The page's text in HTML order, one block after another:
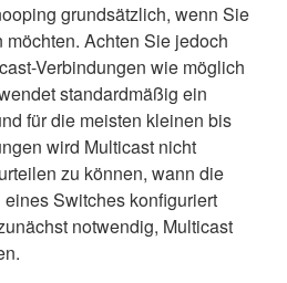
grundsätzlich, wenn Sie
Achten Sie jedoch
Verbindungen wie möglich
standardmäßig ein
für die meisten kleinen bis
wird Multicast nicht
zu können, wann die
Switches konfiguriert
notwendig, Multicast